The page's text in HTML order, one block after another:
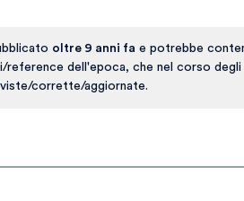
oltre 9 anni fa e potrebbe
dell'epoca, che nel corso degli
corrette/aggiornate.